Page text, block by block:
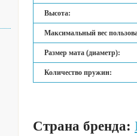
Высота:
Максимальный вес
Размер мата (диаметр):
Количество пружин:
Страна бренда: